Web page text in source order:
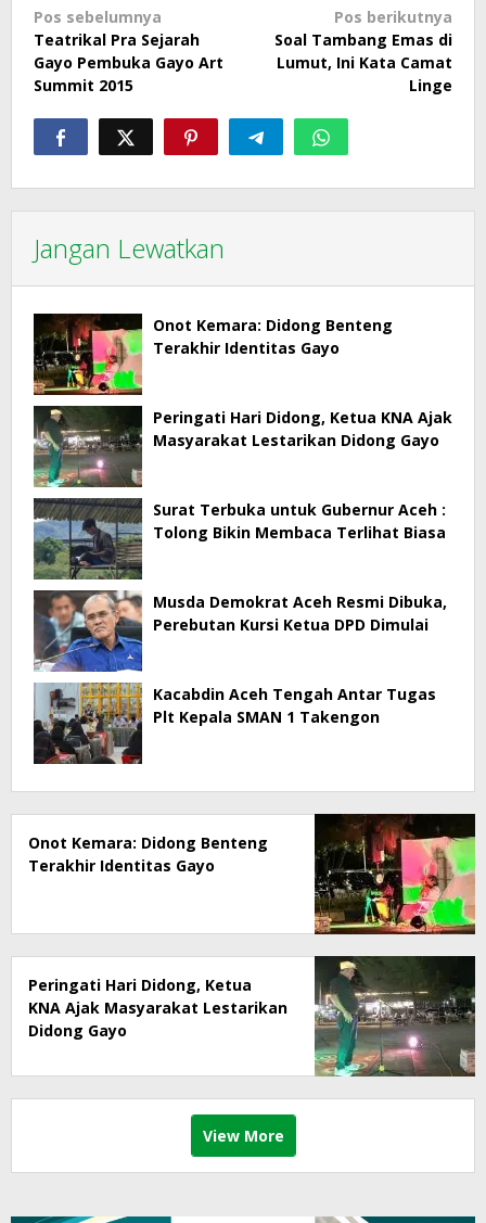
Navigasi
pos
Pos sebelumnya
Teatrikal Pra Sejarah
Gayo Pembuka Gayo Art
Summit 2015
Pos berikutnya
Soal Tambang Emas di
Lumut, Ini Kata Camat
Linge
Jangan Lewatkan
Onot Kemara: Didong Benteng
Terakhir Identitas Gayo
Peringati Hari Didong, Ketua KNA Ajak
Masyarakat Lestarikan Didong Gayo
Surat Terbuka untuk Gubernur Aceh :
Tolong Bikin Membaca Terlihat Biasa
Musda Demokrat Aceh Resmi Dibuka,
Perebutan Kursi Ketua DPD Dimulai
Kacabdin Aceh Tengah Antar Tugas
Plt Kepala SMAN 1 Takengon
Onot Kemara: Didong Benteng
Terakhir Identitas Gayo
Peringati Hari Didong, Ketua
KNA Ajak Masyarakat Lestarikan
Didong Gayo
View More